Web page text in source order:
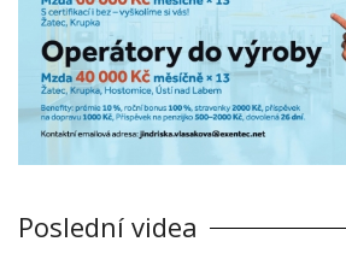
Poslední videa